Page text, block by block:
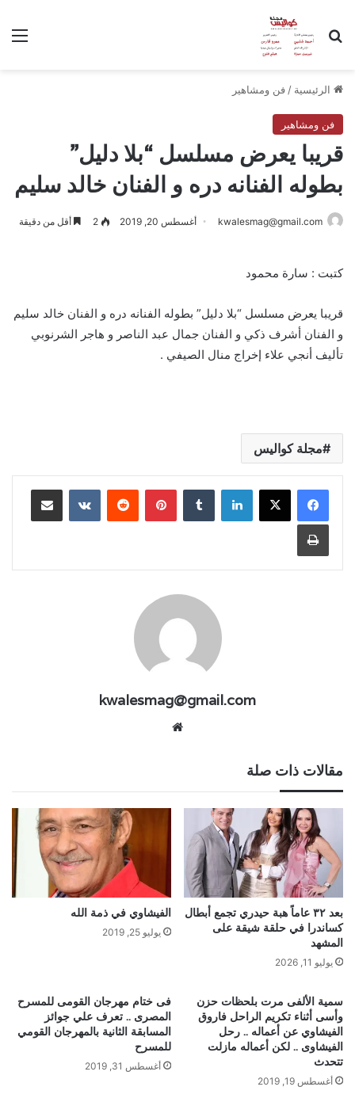
بحث عن
الرئيسية / فن ومشاهير
فن ومشاهير
قريبا يعرض مسلسل “بلا دليل”
بطوله الفنانه دره و الفنان خالد سليم
kwalesmag@gmail.com أغسطس 20, 2019 2 أقل من دقيقة
كتبت : سارة محمود
قريبا يعرض مسلسل “بلا دليل” بطوله الفنانه دره و الفنان خالد سليم
و الفنان أشرف ذكي و الفنان جمال عبد الناصر و هاجر الشرنوبي
تأليف أنجي علاء إخراج منال الصيفي .
مجلة كواليس
لينكدإن بينتيريست مشاركة عبر البريد
طباعة
kwalesmag@gmail.com
مقالات ذات صلة
بعد ٣٢ عاماً هبة حيدري تجمع أبطال
كساندرا في حلقة شيقة على
المشهد
يوليو 11, 2026
الفيشاوي في ذمة الله
يوليو 25, 2019
سمية الألفى مرت بلحظات حزن
وأسى أثناء تكريم الراحل فاروق
الفيشاوي عن أعماله .. رحل
الفيشاوى .. لكن أعماله مازلت
تتحدث
أغسطس 19, 2019
فى ختام مهرجان القومى للمسرح
المصرى .. تعرف علي جوائز
المسابقة الثانية بالمهرجان القومي
للمسرح
أغسطس 31, 2019